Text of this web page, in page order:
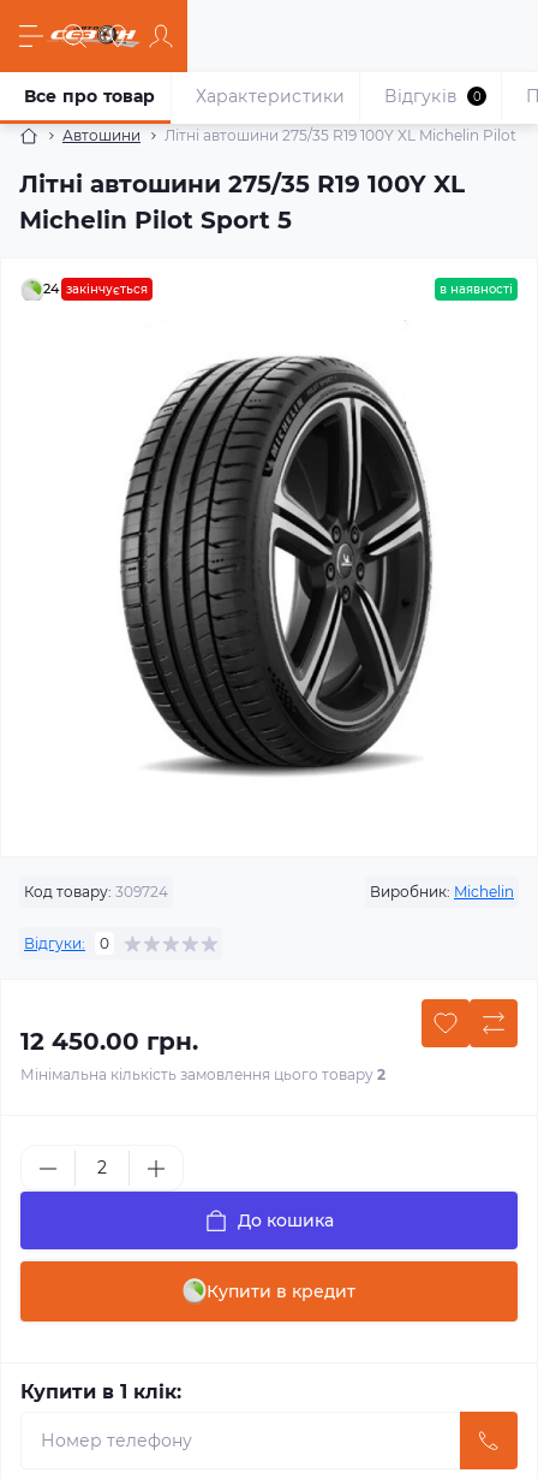
Автошини Літні автошини 275/35 R19 100Y XL Michelin Pilot
Літні автошини 275/35 R19 100Y XL
Michelin Pilot Sport 5
Все про товар Характеристики Відгуків 0
24 закінчується в наявності
Код товару: 309724 Виробник: Michelin
Відгуки: 0
12 450.00 грн.
Мінімальна кількість замовлення цього товару 2
До кошика
Купити в кредит
Купити в 1 клік: